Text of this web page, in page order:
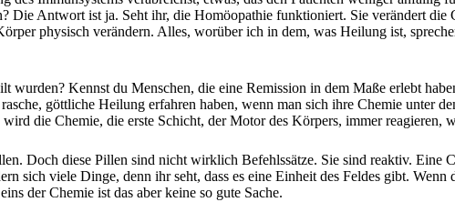
Die Antwort ist ja. Seht ihr, die Homöopathie funktioniert. Sie verändert
physisch verändern. Alles, worüber ich in dem, was Heilung ist,
wurden? Kennst du Menschen, die eine Remission in dem Maße erlebt
göttliche Heilung erfahren haben, wenn man sich ihre Chemie unter
die Chemie, die erste Schicht, der Motor des Körpers, immer reagieren,
Doch diese Pillen sind nicht wirklich Befehlssätze. Sie sind reaktiv. Eine
sich viele Dinge, denn ihr seht, dass es eine Einheit des Feldes gibt.
der Chemie ist das aber keine so gute Sache.